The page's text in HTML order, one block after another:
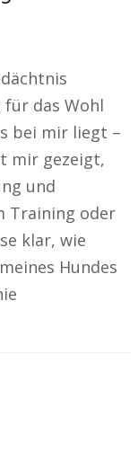
das Wohl
bei mir liegt –
mir gezeigt,
und
Training oder
klar, wie
Hundes